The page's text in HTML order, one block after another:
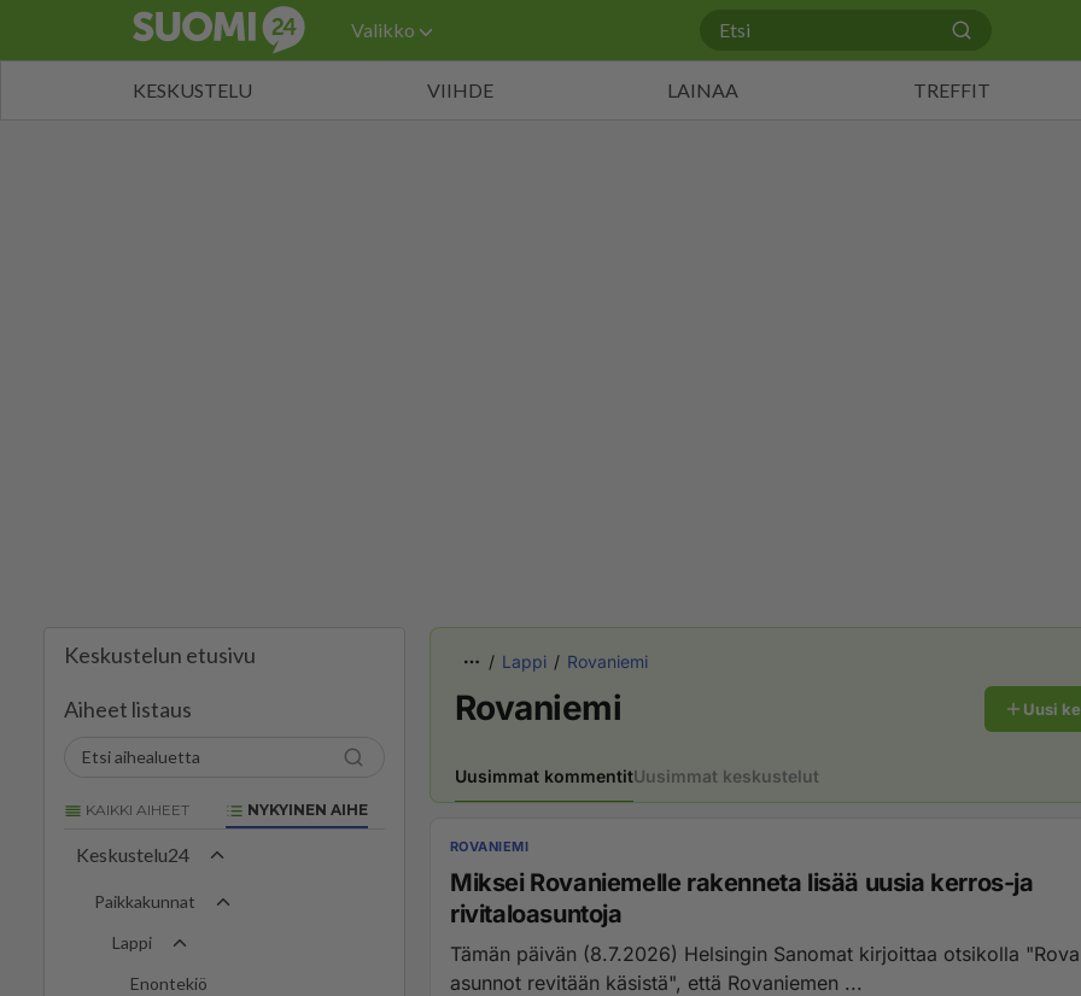
Valikko
KESKUSTELU VIIHDE LAINAA TREFFIT
Keskustelun etusivu
Aiheet listaus
KAIKKI AIHEET NYKYINEN AIHE
Keskustelu24
Paikkakunnat
Lappi
Enontekiö
Lappi Rovaniemi
Rovaniemi Uusi
Uusimmat kommentitUusimmat keskustelut
ROVANIEMI
Miksei Rovaniemelle rakenneta lisää uusia kerros-ja
rivitaloasuntoja
Tämän päivän (8.7.2026) Helsingin Sanomat kirjoittaa otsikolla
asunnot revitään käsistä", että Rovaniemen ...